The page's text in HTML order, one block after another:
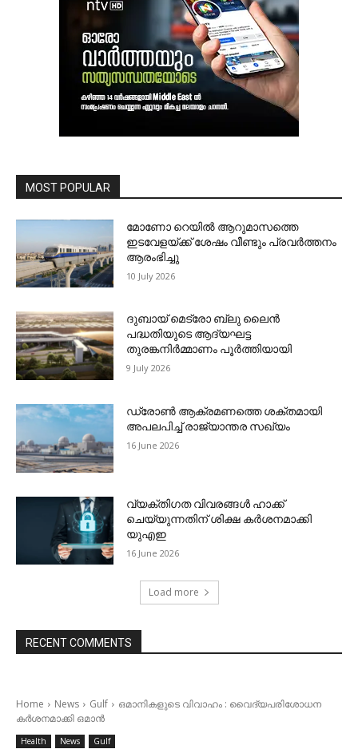
MOST POPULAR
മോണോ റെയില്‍ ആറുമാസത്തെ
ഇടവേളയ്ക്ക് ശേഷം വീണ്ടും പ്രവര്‍ത്തനം
ആരംഭിച്ചു
10 July 2026
ദുബായ് മെട്രോ ബ്ലു ലൈന്‍
പദ്ധതിയുടെ ആദ്യഘട്ട
തുരങ്കനിര്‍മ്മാണം പൂര്‍ത്തിയായി
9 July 2026
ഡ്രോണ്‍ ആക്രമണത്തെ ശക്തമായി
അപലപിച്ച് രാജ്യാന്തര സഖ്യം
16 June 2026
വ്യക്തിഗത വിവരങ്ങള്‍ ഹാക്ക്
ചെയ്യുന്നതിന് ശിക്ഷ കര്‍ശനമാക്കി
യുഎഇ
16 June 2026
Load more
RECENT COMMENTS